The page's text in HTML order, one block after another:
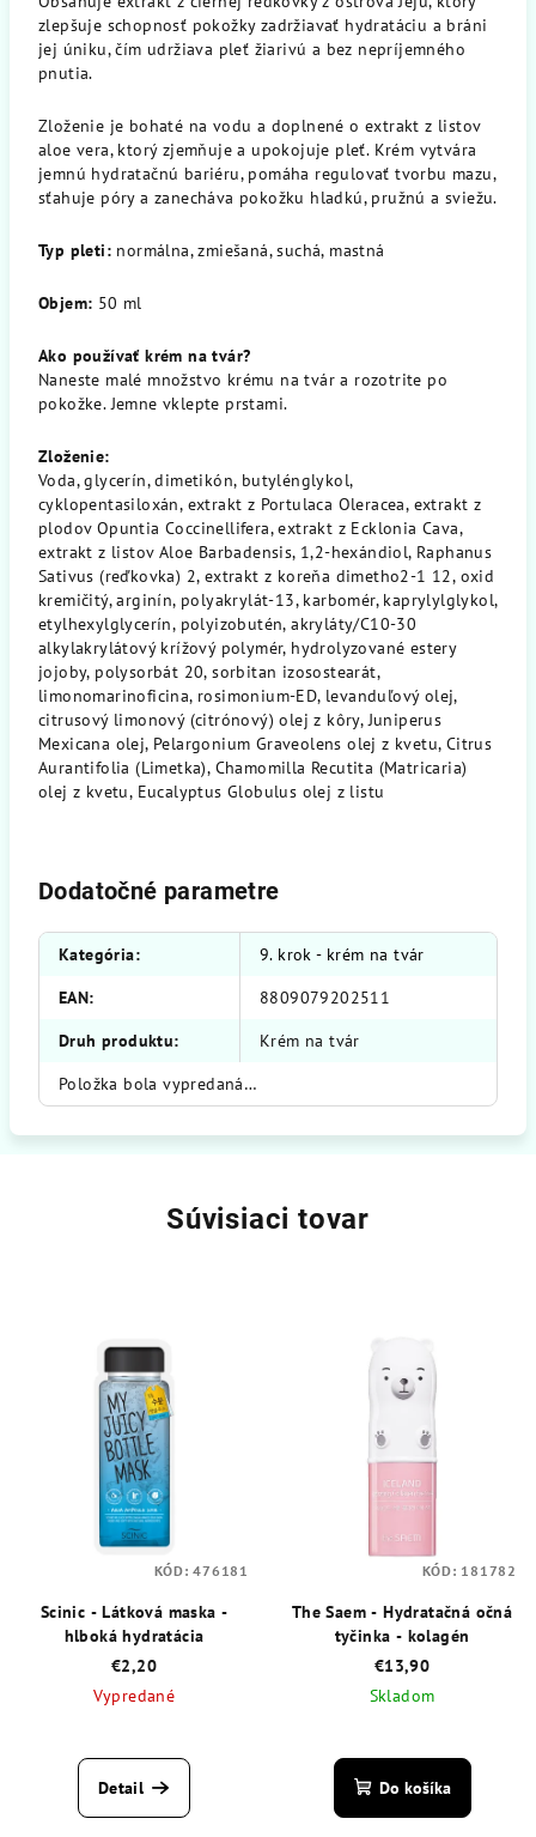
zlepšuje schopnosť pokožky zadržiavať hydratáciu a bráni
jej úniku, čím udržiava pleť žiarivú a bez nepríjemného
pnutia.
Zloženie je bohaté na vodu a doplnené o extrakt z listov
aloe vera, ktorý zjemňuje a upokojuje pleť. Krém vytvára
jemnú hydratačnú bariéru, pomáha regulovať tvorbu mazu,
sťahuje póry a zanecháva pokožku hladkú, pružnú a sviežu.
Typ pleti: normálna, zmiešaná, suchá, mastná
Objem: 50 ml
Ako používať krém na tvár?
Naneste malé množstvo krému na tvár a rozotrite po
pokožke. Jemne vklepte prstami.
Zloženie:
Voda, glycerín, dimetikón, butylénglykol,
cyklopentasiloxán, extrakt z Portulaca Oleracea, extrakt z
plodov Opuntia Coccinellifera, extrakt z Ecklonia Cava,
extrakt z listov Aloe Barbadensis, 1,2-hexándiol, Raphanus
Sativus (reďkovka) 2, extrakt z koreňa dimetho2-1 12, oxid
kremičitý, arginín, polyakrylát-13, karbomér, kaprylylglykol,
etylhexylglycerín, polyizobutén, akryláty/C10-30
alkylakrylátový krížový polymér, hydrolyzované estery
jojoby, polysorbát 20, sorbitan izosostearát,
limonomarinoficina, rosimonium-ED, levanduľový olej,
citrusový limonový (citrónový) olej z kôry, Juniperus
Mexicana olej, Pelargonium Graveolens olej z kvetu, Citrus
Aurantifolia (Limetka), Chamomilla Recutita (Matricaria)
olej z kvetu, Eucalyptus Globulus olej z listu
Dodatočné parametre
Kategória:
9. krok - krém na tvár
EAN:
8809079202511
Druh produktu:
Krém na tvár
Položka bola vypredaná…
Súvisiaci tovar
Scinic - Látková maska -
hlboká hydratácia
€2,20
Vypredané
hodnotenie
produktu
Detail
KÓD:476181
The Saem - Hydratačná očná
tyčinka - kolagén
€13,90
Skladom
hodnotenie
produktu
Do košíka
KÓD: 181782